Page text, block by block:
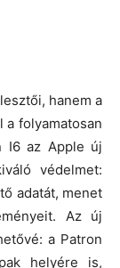
hanem a
folyamatosan
I6 az Apple új
védelmet:
adatát, menet
Az új
a Patron
helyére is,